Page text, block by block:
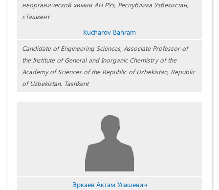
неорганической химии АН РУз, Республика Узбекистан,
г.Ташкент
Kucharov Bahram
Candidate of Engineering Sciences, Associate Professor of
the Institute of General and Inorganic Chemistry of the
Academy of Sciences of the Republic of Uzbekistan, Republic
of Uzbekistan, Tashkent
Эркаев Актам Улашевич